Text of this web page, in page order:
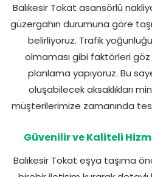
Balıkesir Tokat asansörlü
güzergahın durumuna göre
belirliyoruz. Trafik
olmaması gibi faktörleri
planlama yapıyoruz. Bu
oluşabilecek aksaklıkları
müşterilerimize zamanında
Güvenilir ve Kaliteli
Balıkesir Tokat eşya taşıma